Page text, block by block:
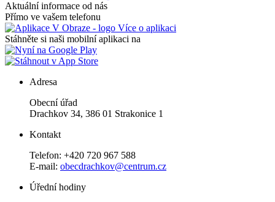
Aktuální informace od nás
Přímo ve vašem telefonu
Více o aplikaci
Stáhněte si naši mobilní aplikaci na
Adresa
Obecní úřad
Drachkov 34, 386 01 Strakonice 1
Kontakt
Telefon: +420 720 967 588
E-mail: obecdrachkov@centrum.cz
Úřední hodiny